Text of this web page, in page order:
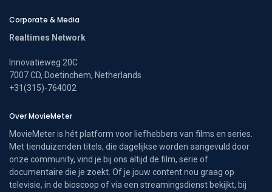
Corporate & Media
Realtimes Network
Innovatieweg 20C
7007 CD, Doetinchem, Netherlands
+31(315)-764002
Over MovieMeter
MovieMeter is hét platform voor liefhebbers van films en series.
Met tienduizenden titels, die dagelijkse worden aangevuld door
onze community, vind je bij ons altijd de film, serie of
documentaire die je zoekt. Of je jouw content nou graag op
televisie, in de bioscoop of via een streamingsdienst bekijkt, bij